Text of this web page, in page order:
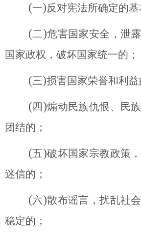
(一)反对宪法所确定的基
(二)危害国家安全，泄
国家政权，破坏国家统一的；
(三)损害国家荣誉和利益
(四)煽动民族仇恨、民
团结的；
(五)破坏国家宗教政策
迷信的；
(六)散布谣言，扰乱社
稳定的；